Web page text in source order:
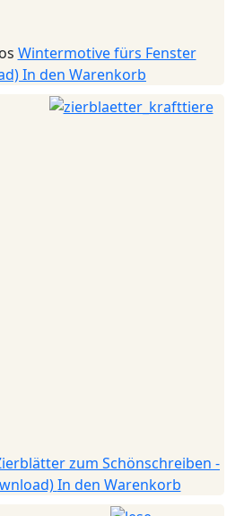
Wintermotive fürs Fenster
In den Warenkorb
zum Schönschreiben -
In den Warenkorb